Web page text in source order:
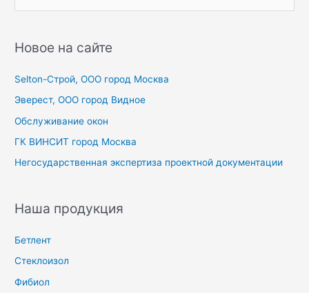
с
:
Новое на сайте
Selton-Строй, OOO город Москва
Эверест, ООО город Видное
Обслуживание окон
ГК ВИНСИТ город Москва
Негосударственная экспертиза проектной документации
Наша продукция
Бетлент
Стеклоизол
Фибиол